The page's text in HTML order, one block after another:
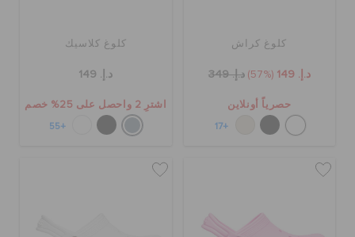
كلوغ كراش
د.إ. 149 (57%) د.إ. 349
حصرياً أونلاين
+17
كلوغ كلاسيك
د.إ. 149
اشترِ 2 واحصل على 25% خصم
+55